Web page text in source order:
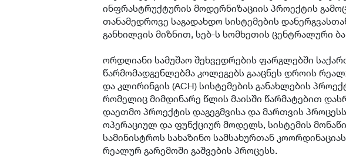
ინფრასტრუქტურის მოდერნიზაციის პროექტის
თანამედროვე საგადახდო სისტემების
განხილვის მიზნით, სებ-ს სომხეთის ცენტრალური
ორდღიანი სამუშაო შეხვედრების ფარგლებში
წარმომადგენლებმა კოლეგებს გააცნეს დროის
და კლირინგის (ACH) სისტემების განახლების
რომელიც მიმდინარე წლის მაისში წარმატებით
დაეთმო პროექტის დაგეგმვისა და მართვის
ოპერაციულ და ფუნქციურ მოდელს, სისტემის
სამინისტროს სახაზინო სამსახურთან
რეალურ გარემოში გაშვების პროცესს.